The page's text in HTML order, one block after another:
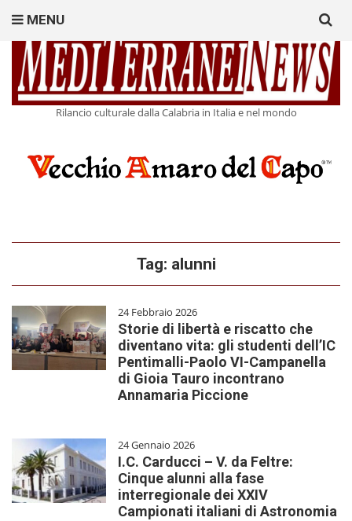
Rilancio culturale dalla Calabria in Italia e nel mondo
MENU
for:
Tag: alunni
24 Febbraio 2026
Storie di libertà e riscatto che
diventano vita: gli studenti dell’IC
Pentimalli-Paolo VI-Campanella
di Gioia Tauro incontrano
Annamaria Piccione
24 Gennaio 2026
I.C. Carducci – V. da Feltre:
Cinque alunni alla fase
interregionale dei XXIV
Campionati italiani di Astronomia